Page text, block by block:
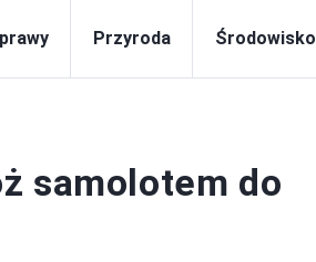
Przyroda Środowisko
samolotem do